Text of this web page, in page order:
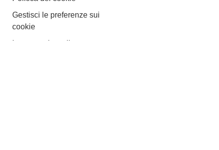
Gestisci le preferenze sui
cookie
Le tue scelte sulla